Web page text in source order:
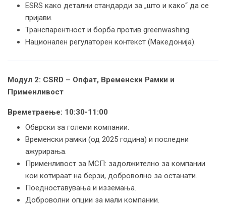
ESRS како детални стандарди за „што и како“ да се
пријави.
Транспарентност и борба против greenwashing.
Национален регулаторен контекст (Македонија).
Модул 2: CSRD – Опфат, Временски Рамки и
Применливост
Времетраење: 10:30-11:00
Обврски за големи компании.
Временски рамки (од 2025 година) и последни
ажурирања.
Применливост за МСП: задолжително за компании
кои котираат на берзи, доброволно за останати.
Поедноставувања и изземања.
Доброволни опции за мали компании.